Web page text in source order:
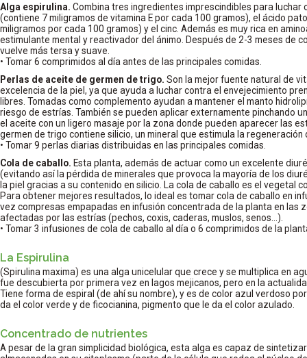
Alga espirulina. Combina tres ingredientes imprescindibles para luchar
(contiene 7 miligramos de vitamina E por cada 100 gramos), el ácido
miligramos por cada 100 gramos) y el cinc. Además es muy rica en
estimulante mental y reactivador del ánimo. Después de 2-3 meses de
vuelve más tersa y suave.
• Tomar 6 comprimidos al día antes de las principales comidas.
Perlas de aceite de germen de trigo. Son la mejor fuente natural de
excelencia de la piel, ya que ayuda a luchar contra el envejecimiento
libres. Tomadas como complemento ayudan a mantener el manto
riesgo de estrías. También se pueden aplicar externamente pinchando
el aceite con un ligero masaje por la zona donde pueden aparecer las
germen de trigo contiene silicio, un mineral que estimula la
• Tomar 9 perlas diarias distribuidas en las principales comidas.
Cola de caballo. Esta planta, además de actuar como un excelente
(evitando así la pérdida de minerales que provoca la mayoría de los
la piel gracias a su contenido en silicio. La cola de caballo es el vegetal
Para obtener mejores resultados, lo ideal es tomar cola de caballo en
vez compresas empapadas en infusión concentrada de la planta en las
afectadas por las estrías (pechos, coxis, caderas, muslos, senos…).
• Tomar 3 infusiones de cola de caballo al día o 6 comprimidos de la
La Espirulina
(Spirulina maxima) es una alga unicelular que crece y se multiplica en
fue descubierta por primera vez en lagos mejicanos, pero en la
Tiene forma de espiral (de ahí su nombre), y es de color azul verdoso
da el color verde y de ficocianina, pigmento que le da el color azulado.
Concentrado de nutrientes
A pesar de la gran simplicidad biológica, esta alga es capaz de